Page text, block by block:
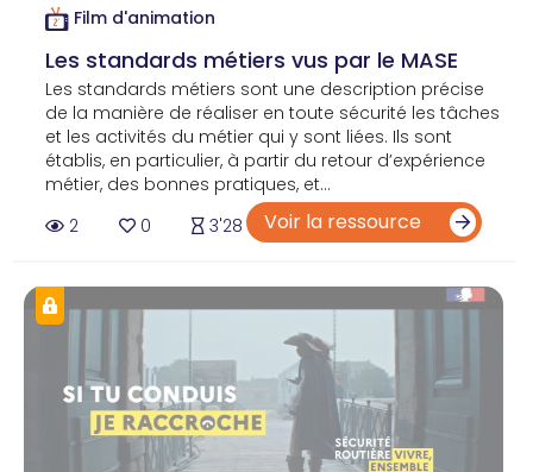
Film d'animation
Les standards métiers vus par le MASE
Les standards métiers sont une description précise
de la manière de réaliser en toute sécurité les tâches
et les activités du métier qui y sont liées. Ils sont
établis, en particulier, à partir du retour d’expérience
métier, des bonnes pratiques, et...
2
0 3'28 Voir la ressource